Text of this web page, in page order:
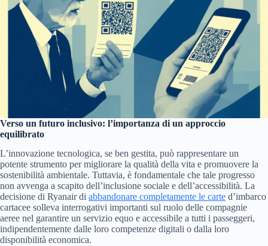
Verso un futuro inclusivo: l’importanza di un approccio
equilibrato
L’innovazione tecnologica, se ben gestita, può rappresentare un
potente strumento per migliorare la qualità della vita e promuovere la
sostenibilità ambientale. Tuttavia, è fondamentale che tale progresso
non avvenga a scapito dell’inclusione sociale e dell’accessibilità. La
decisione di Ryanair di abbandonare completamente le carte d’imbarco
cartacee solleva interrogativi importanti sul ruolo delle compagnie
aeree nel garantire un servizio equo e accessibile a tutti i passeggeri,
indipendentemente dalle loro competenze digitali o dalla loro
disponibilità economica.